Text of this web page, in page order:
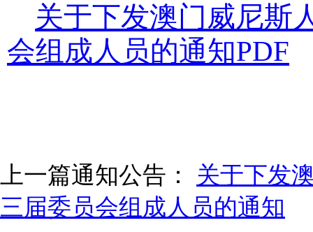
关于下发澳门威尼斯
会组成人员的通知PDF
上一篇通知公告： 关于下发
三届委员会组成人员的通知